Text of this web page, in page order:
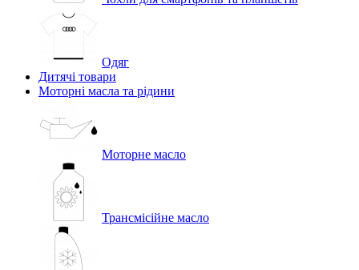
Одяг
Дитячі товари
Моторні масла та рідини
Моторне масло
Трансмісійне масло